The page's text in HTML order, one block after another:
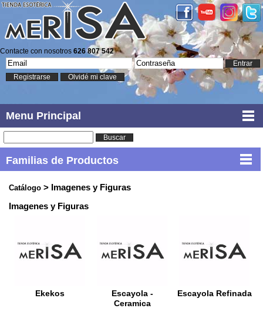
Contacte con nosotros 626 807 542
Entrar
Registrarse
Olvidé mi clave
Menu Principal
Buscar
Familias de Productos
Catálogo > Imagenes y Figuras
Imagenes y Figuras
Ekekos
Escayola -
Ceramica
Escayola Refinada